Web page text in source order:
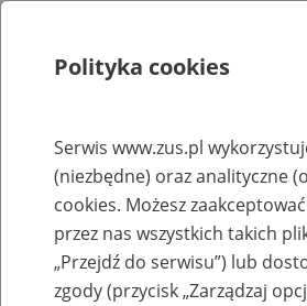
Rejestry, ewidencje i archiwa
Baza zlikwidowanych
przekształconych
Polityka cookies
Serwis www.zus.pl
(niezbędne) oraz analityczne
cookies. Możesz
przez nas wszystkich takich
„Przejdź do serwisu”) lub
zgody (przycisk „Zarządzaj